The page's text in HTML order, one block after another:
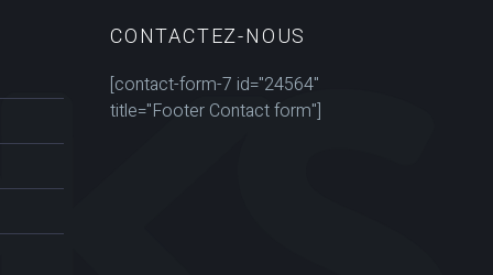
CONTACTEZ-NOUS
[contact-form-7 id="24564"
title="Footer Contact form"]